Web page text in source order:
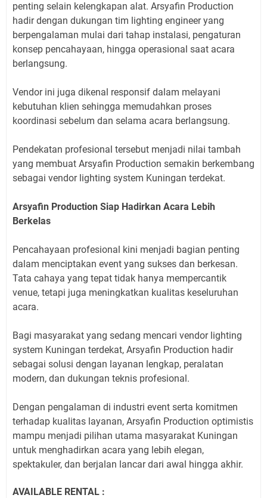
penting selain kelengkapan alat. Arsyafin Production
hadir dengan dukungan tim lighting engineer yang
berpengalaman mulai dari tahap instalasi, pengaturan
konsep pencahayaan, hingga operasional saat acara
berlangsung.
Vendor ini juga dikenal responsif dalam melayani
kebutuhan klien sehingga memudahkan proses
koordinasi sebelum dan selama acara berlangsung.
Pendekatan profesional tersebut menjadi nilai tambah
yang membuat Arsyafin Production semakin berkembang
sebagai vendor lighting system Kuningan terdekat.
Arsyafin Production Siap Hadirkan Acara Lebih
Berkelas
Pencahayaan profesional kini menjadi bagian penting
dalam menciptakan event yang sukses dan berkesan.
Tata cahaya yang tepat tidak hanya mempercantik
venue, tetapi juga meningkatkan kualitas keseluruhan
acara.
Bagi masyarakat yang sedang mencari vendor lighting
system Kuningan terdekat, Arsyafin Production hadir
sebagai solusi dengan layanan lengkap, peralatan
modern, dan dukungan teknis profesional.
Dengan pengalaman di industri event serta komitmen
terhadap kualitas layanan, Arsyafin Production optimistis
mampu menjadi pilihan utama masyarakat Kuningan
untuk menghadirkan acara yang lebih elegan,
spektakuler, dan berjalan lancar dari awal hingga akhir.
AVAILABLE RENTAL :